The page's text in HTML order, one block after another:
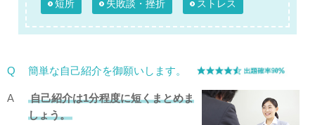
短所 失敗談・挫折 ストレス
Q 簡単な自己紹介を御願いします。
A
自己紹介は1分程度に短くまとめま
しょう。